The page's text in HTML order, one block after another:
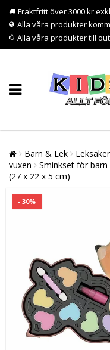
Fraktfritt över 3000 kr
Alla våra produkter
Alla våra produkter till
Barn & Lek
vuxen
Sminkset för
(27 x 22 x 5 cm)
- 30%